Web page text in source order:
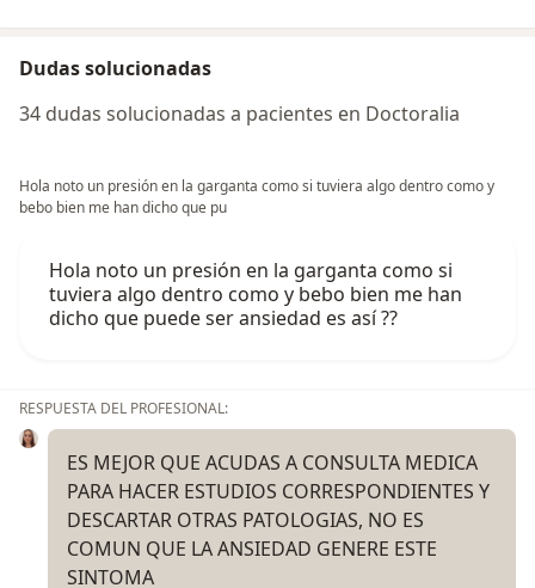
Dudas solucionadas
34 dudas solucionadas a pacientes en Doctoralia
Hola noto un presión en la garganta como si tuviera algo dentro como y
bebo bien me han dicho que pu
Hola noto un presión en la garganta como si
tuviera algo dentro como y bebo bien me han
dicho que puede ser ansiedad es así ??
RESPUESTA DEL PROFESIONAL:
ES MEJOR QUE ACUDAS A CONSULTA MEDICA
PARA HACER ESTUDIOS CORRESPONDIENTES Y
DESCARTAR OTRAS PATOLOGIAS, NO ES
COMUN QUE LA ANSIEDAD GENERE ESTE
SINTOMA